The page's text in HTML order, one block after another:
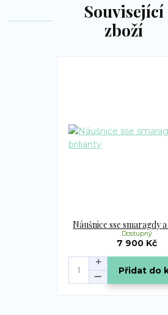
Související
zboží
Náušnice sse smaragdy
7 900 Kč
Dostupný
Přidat do